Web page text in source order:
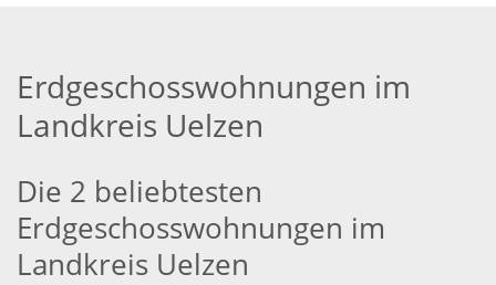
Erdgeschosswohnungen im
Landkreis Uelzen
Die 2 beliebtesten
Erdgeschosswohnungen im
Landkreis Uelzen